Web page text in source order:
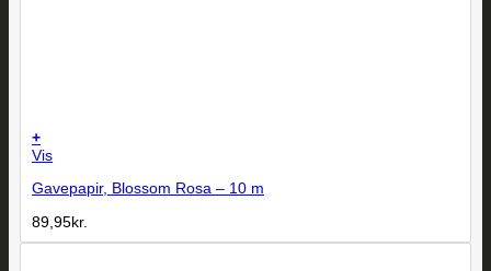
+
Vis
Gavepapir, Blossom Rosa – 10 m
89,95kr.